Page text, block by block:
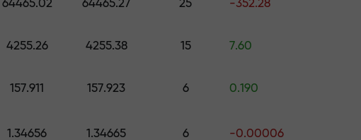
$1,500 gacha qiymatdagi sovg‘ani tanlang
— foydangiz
64465.02 64465.27 25 -352.28
4255.26 4255.38 15 7.60
157.911 157.923 6 0.190
1.34656 1.34665 6 -0.00006
va vebinarlar